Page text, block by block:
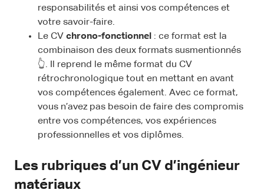
responsabilités et ainsi vos compétences et
votre savoir-faire.
Le CV chrono-fonctionnel : ce format est la
combinaison des deux formats susmentionnés
👆. Il reprend le même format du CV
rétrochronologique tout en mettant en avant
vos compétences également. Avec ce format,
vous n’avez pas besoin de faire des compromis
entre vos compétences, vos expériences
professionnelles et vos diplômes.
Les rubriques d’un CV d’ingénieur
matériaux